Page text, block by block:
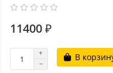
11400 ₽
В